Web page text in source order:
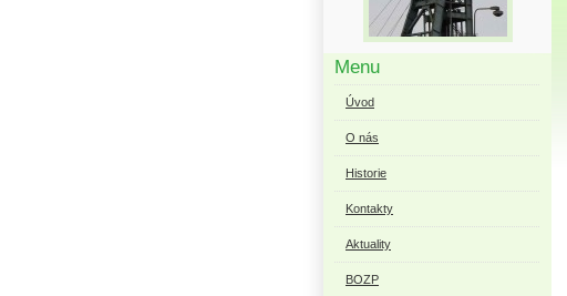
Menu
Úvod
O nás
Historie
Kontakty
Aktuality
BOZP